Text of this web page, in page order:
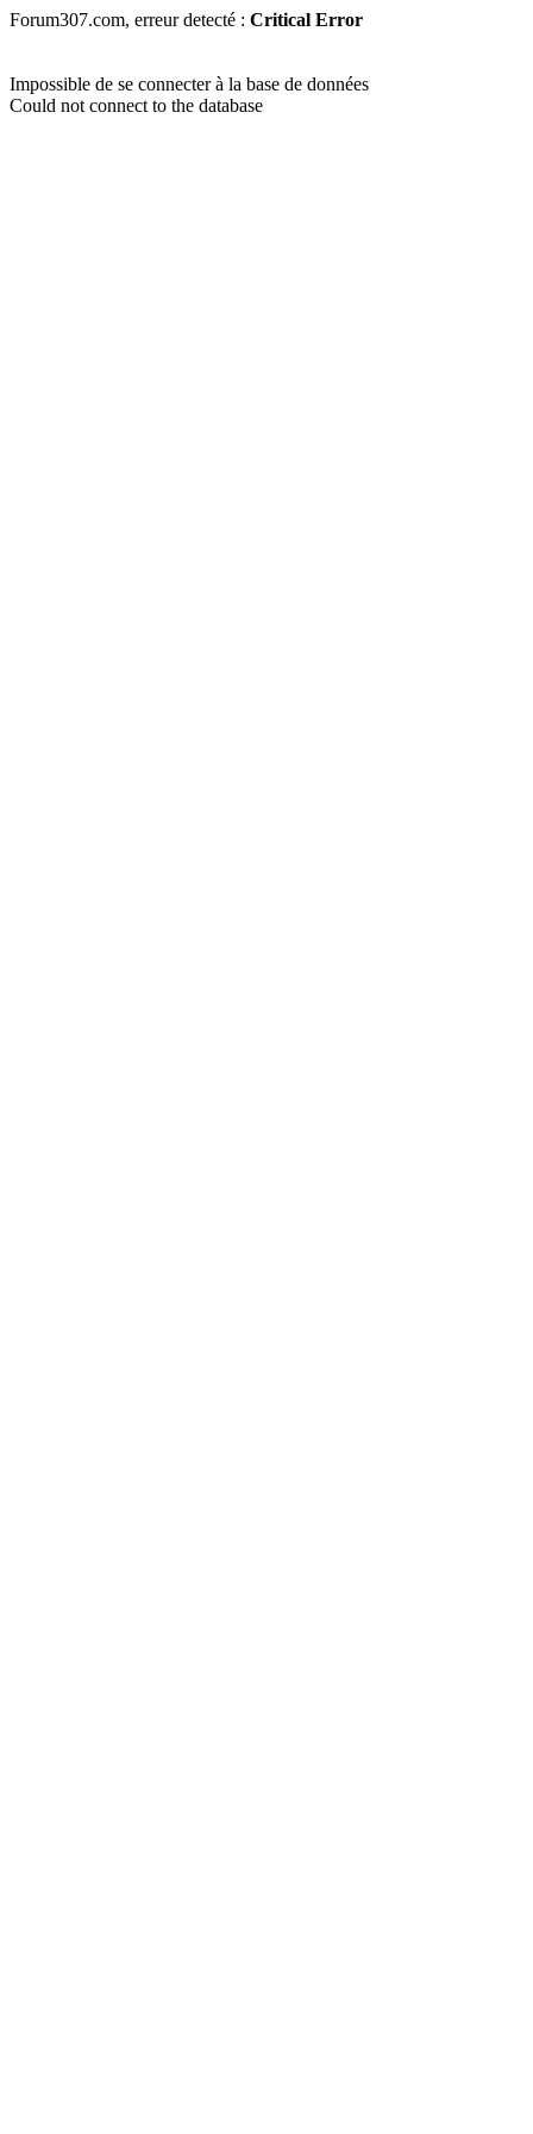
Forum307.com, erreur detecté : Critical Error
Impossible de se connecter à la base de données
Could not connect to the database